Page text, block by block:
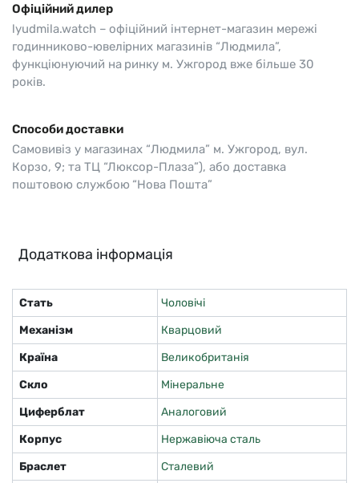
Офіційний дилер
lyudmila.watch – офіційний інтернет-магазин мережі
годинниково-ювелірних магазинів “Людмила”,
функціюнуючий на ринку м. Ужгород вже більше 30
років.
Способи доставки
Самовивіз у магазинах “Людмила” м. Ужгород, вул.
Корзо, 9; та ТЦ “Люксор-Плаза”), або доставка
поштовою службою “Нова Пошта”
Додаткова інформація
Стать
Чоловічі
Механізм
Кварцовий
Країна
Великобританія
Скло
Мінеральне
Циферблат
Аналоговий
Корпус
Нержавіюча сталь
Браслет
Сталевий